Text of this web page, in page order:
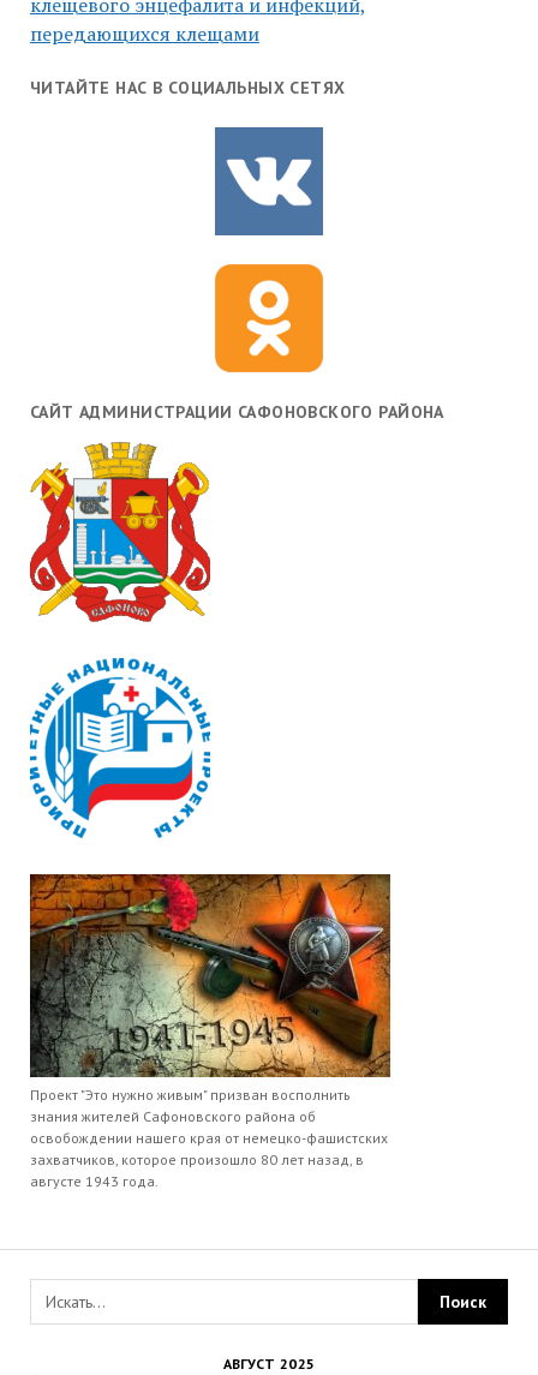
клещевого энцефалита и инфекций,
передающихся клещами
ЧИТАЙТЕ НАС В СОЦИАЛЬНЫХ СЕТЯХ
САЙТ АДМИНИСТРАЦИИ САФОНОВСКОГО РАЙОНА
Проект "Это нужно живым" призван восполнить
знания жителей Сафоновского района об
освобождении нашего края от немецко-фашистских
захватчиков, которое произошло 80 лет назад, в
августе 1943 года.
АВГУСТ 2025